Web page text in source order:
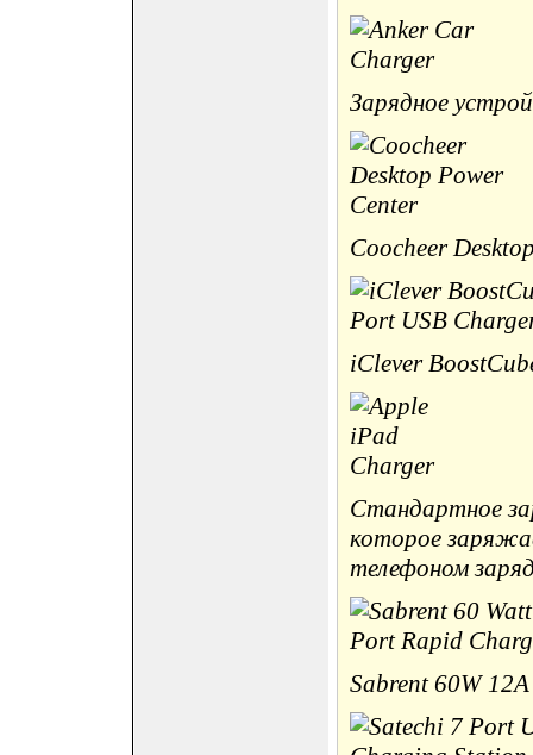
Зарядное
Coocheer
iClever
Стандартное
которое
телефоном
Sabrent 60W